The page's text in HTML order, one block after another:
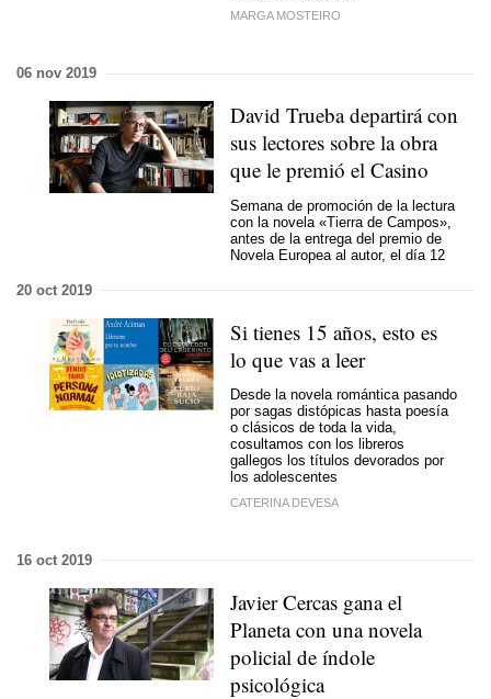
MARGA MOSTEIRO
06 nov 2019
David Trueba departirá con
sus lectores sobre la obra
que le premió el Casino
Semana de promoción de la lectura
con la novela «Tierra de Campos»,
antes de la entrega del premio de
Novela Europea al autor, el día 12
20 oct 2019
Si tienes 15 años, esto es
lo que vas a leer
Desde la novela romántica pasando
por sagas distópicas hasta poesía
o clásicos de toda la vida,
cosultamos con los libreros
gallegos los títulos devorados por
los adolescentes
CATERINA DEVESA
16 oct 2019
Javier Cercas gana el
Planeta con una novela
policial de índole
psicológica